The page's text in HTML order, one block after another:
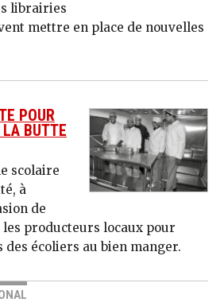
librairies
mettre en place de nouvelles
POUR
LA BUTTE
scolaire
à
de
producteurs locaux pour
écoliers au bien manger.